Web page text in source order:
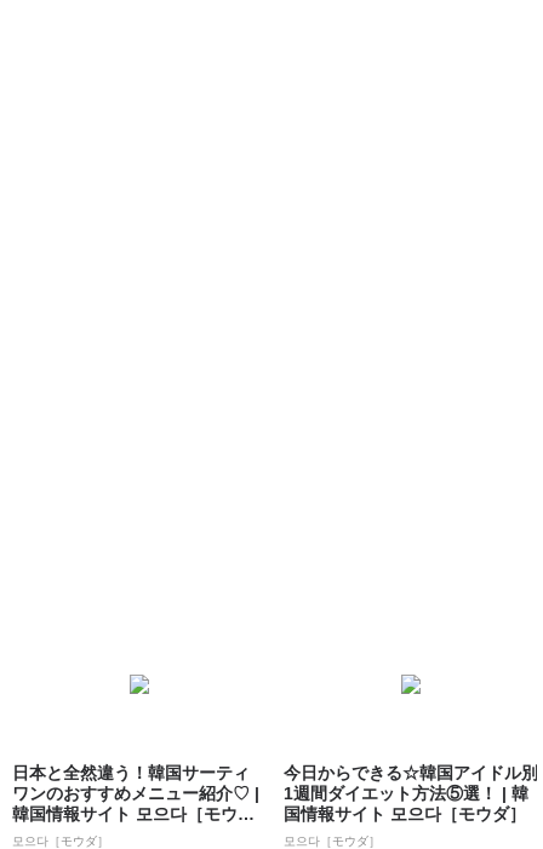
日本と全然違う！韓国サーティ
ワンのおすすめメニュー紹介♡ |
韓国情報サイト 모으다［モウ
ダ］
모으다［モウダ］
今日からできる☆韓国アイドル別
1週間ダイエット方法⑤選！ | 韓
国情報サイト 모으다［モウダ］
모으다［モウダ］